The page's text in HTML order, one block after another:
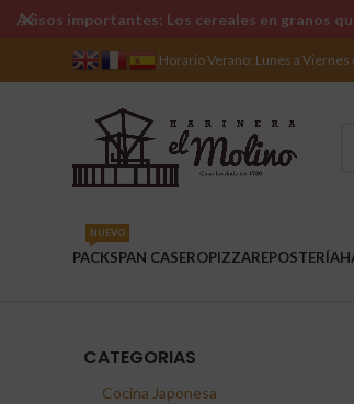
Horario Verano: Lunes a Viernes
PACKS
NUEVO
PAN CASEROPIZZAREPOSTERÍA
CATEGORIAS
Cocina Japonesa
Avisos importantes: Los cereales en granos